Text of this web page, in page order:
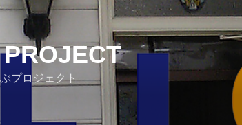
プロジェクト